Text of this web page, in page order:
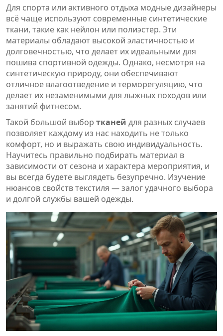
Для спорта или активного отдыха модные дизайнеры
всё чаще используют современные синтетические
ткани, такие как нейлон или полиэстер. Эти
материалы обладают высокой эластичностью и
долговечностью, что делает их идеальными для
пошива спортивной одежды. Однако, несмотря на
синтетическую природу, они обеспечивают
отличное влагоотведение и терморегуляцию, что
делает их незаменимыми для лыжных походов или
занятий фитнесом.
Такой большой выбор тканей для разных случаев
позволяет каждому из нас находить не только
комфорт, но и выражать свою индивидуальность.
Научитесь правильно подбирать материал в
зависимости от сезона и характера мероприятия, и
вы всегда будете выглядеть безупречно. Изучение
нюансов свойств текстиля — залог удачного выбора
и долгой службы вашей одежды.